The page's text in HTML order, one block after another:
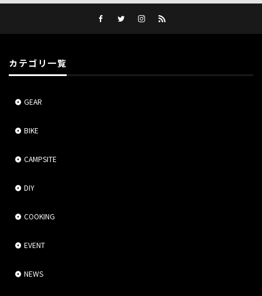
カテゴリ一覧
GEAR
BIKE
CAMPSITE
DIY
COOKING
EVENT
NEWS